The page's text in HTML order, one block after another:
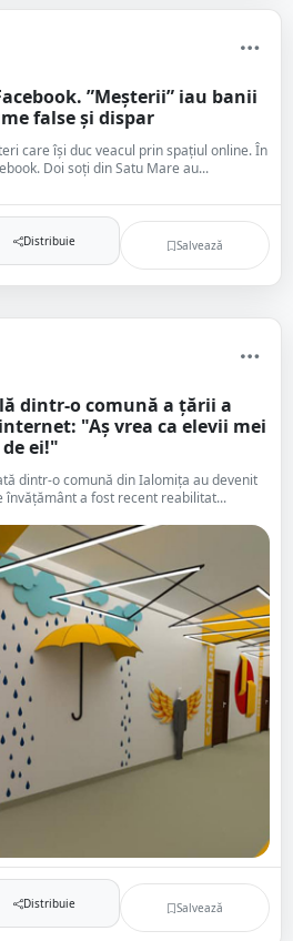
”Meșterii” iau banii
false și dispar
care își duc veacul prin spațiul online. În
Doi soți din Satu Mare au...
Distribuie Salvează
dintr-o comună a țării a
"Aș vrea ca elevii mei
ei!"
dintr-o comună din Ialomița au devenit
a fost recent reabilitat...
Distribuie Salvează